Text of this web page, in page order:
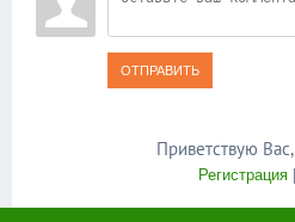
ОТПРАВИТЬ
Приветствую Вас,
Регистрация|